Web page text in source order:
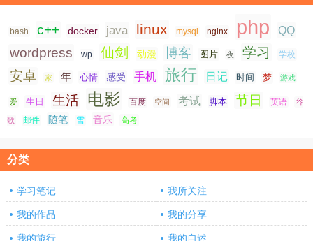
bash c++ docker java linux mysql nginx php QQ
wordpress wp 仙剑 动漫 博客 图片 夜 学习 学校
安卓 家 年 心情 感受 手机 旅行 日记 时间 梦 游戏
爱 生日 生活 电影 百度 空间 考试 脚本 节日 英语 谷
歌 邮件 随笔 雪 音乐 高考
分类
学习笔记 我所关注
我的作品 我的分享
我的旅行 我的自述